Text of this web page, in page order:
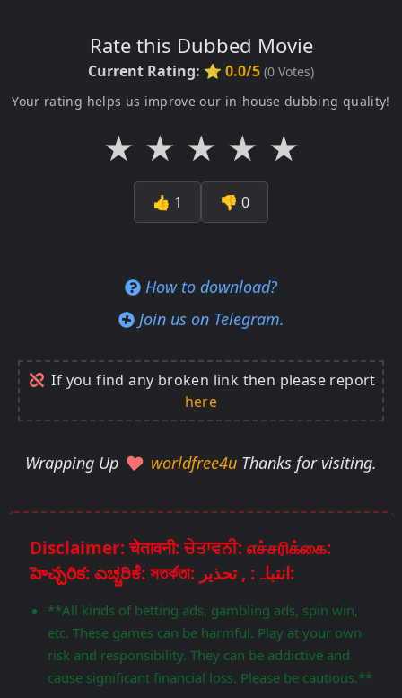
Rate this Dubbed Movie
Current Rating: ⭐ 0.0/5 (0 Votes)
Your rating helps us improve our in-house dubbing quality!
★ ★ ★ ★ ★
👍 1 👎 0
How to download?
Join us on Telegram.
If you find any broken link then please report
here
Wrapping Up worldfree4u Thanks for visiting.
Disclaimer: चेतावनी: ਚੇਤਾਵਨੀ: எச்சரிக்கை:
హెచ్చరిక: ಎಚ್ಚರಿಕೆ: সতর্কতা: انتباہ: , تحذير:
**All kinds of betting ads, gambling ads, spin win,
etc. These games can be harmful. Play at your own
risk and responsibility. They can be addictive and
cause significant financial loss. Please be cautious.**